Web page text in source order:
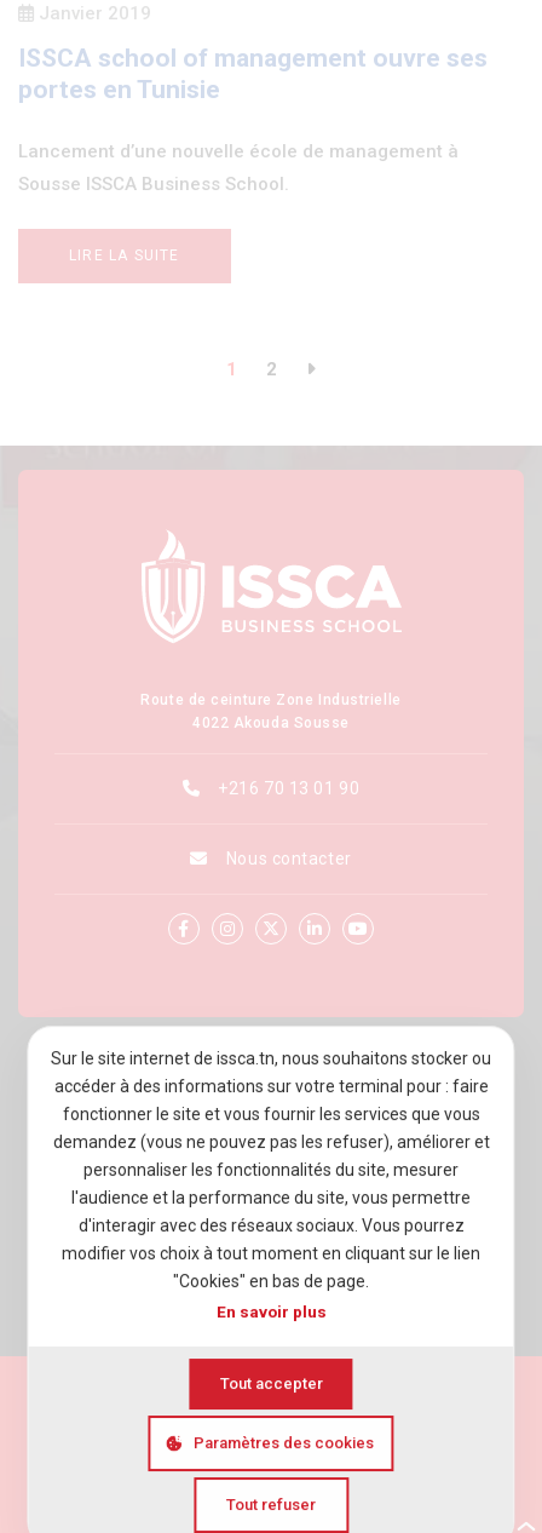
Janvier 2019
ISSCA school of management ouvre ses
portes en Tunisie
Lancement d’une nouvelle école de management à
Sousse ISSCA Business School.
LIRE LA SUITE
Pagination
Page
1 Page
2
Sur le site internet de issca.tn, nous souhaitons stocker ou
accéder à des informations sur votre terminal pour : faire
fonctionner le site et vous fournir les services que vous
demandez (vous ne pouvez pas les refuser), améliorer et
personnaliser les fonctionnalités du site, mesurer
l'audience et la performance du site, vous permettre
d'interagir avec des réseaux sociaux. Vous pourrez
modifier vos choix à tout moment en cliquant sur le lien
"Cookies" en bas de page.
En savoir plus
Paramètres des cookies
Tout refuser
Tout accepter
À PROPOS D’ISSCA BUSINESS SCHOOL
PROGRAMMES
ADMISSION
ENTREPRISES
NEWSROOM
Route de ceinture Zone Industrielle
4022 Akouda Sousse
+216 70 13 01 90
Nous contacter
Mentions légales
Elyos Digital